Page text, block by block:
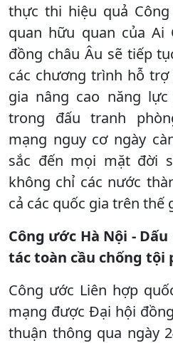
thực thi hiệu quả
quan hữu quan của Ai
đồng châu Âu sẽ tiếp
các chương trình hỗ
gia nâng cao năng
trong đấu tranh
mạng nguy cơ ngày
sắc đến mọi mặt đời
không chỉ các nước
cả các quốc gia trên thế
Công ước Hà Nội -
tác toàn cầu chống tội
Công ước Liên hợp
mạng được Đại hội
thuận thông qua ngày